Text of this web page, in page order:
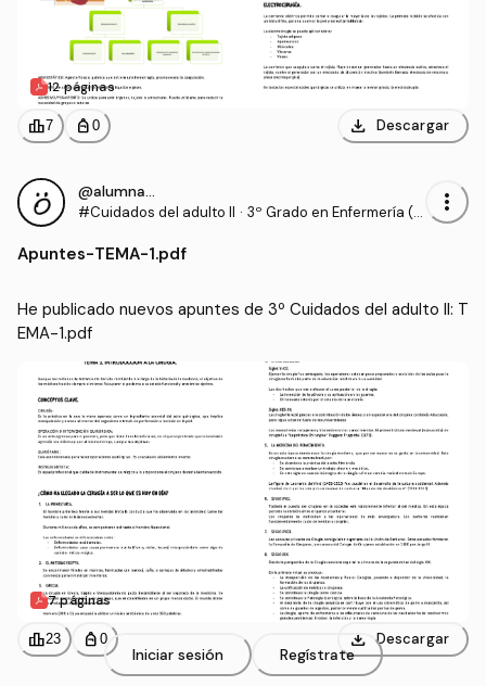
12 páginas
leaderboard7 personal_bag 0 download Descargar
@alumnaOK
#Cuidados del adulto II · 3º Grado en Enfermería (U
more_vert
Apuntes-TEMA-1.pdf
He publicado nuevos apuntes de 3º Cuidados del adulto II: T
EMA-1.pdf
7 páginas
leaderboard23 personal_bag 0 download Descargar
Iniciar sesión Regístrate